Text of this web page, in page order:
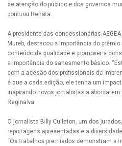
de atenção do público e dos governos
pontuou Renata.
A presidente das concessionárias
Mureb, destacou a importância do
conteúdo de qualidade e promover a
a importância do saneamento básico.
com a adesão dos profissionais da
é que a cada edição, ele tenha um
inspirando novos jornalistas a
Reginalva.
O jornalista Billy Culleton, um dos
reportagens apresentadas e a
“Os trabalhos premiados demonstram a